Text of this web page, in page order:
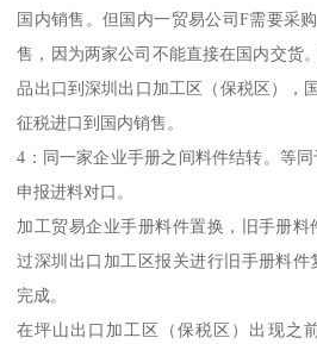
国内销售。但国内一贸易公司F需要采
售，因为两家公司不能直接在国内交货
品出口到深圳出口加工区（保税区），
征税进口到国内销售。
4：同一家企业手册之间料件结转。等
申报进料对口。
加工贸易企业手册料件置换，旧手册料
过深圳出口加工区报关进行旧手册料件
完成。
在坪山出口加工区（保税区）出现之